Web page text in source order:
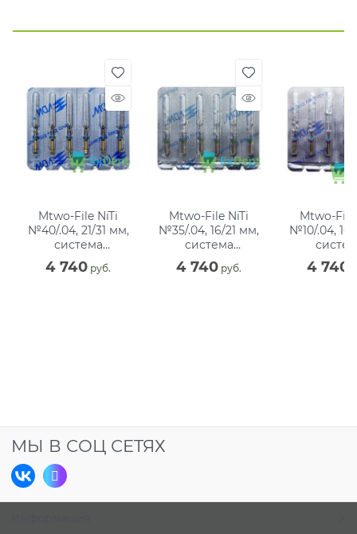
Mtwo-File NiTi
№40/.04, 21/31 мм,
система
вращающихся
файлов, блистер
4 740 руб.
Mtwo-File NiTi
№35/.04, 16/21 мм,
система
вращающихся
файлов, блистер
4 740 руб.
Mtwo-File
№10/.04,
файлов,
4 740
МЫ В СОЦ СЕТЯХ